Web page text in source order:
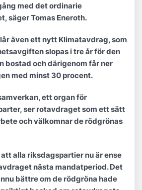
med det ordinarie
säger Tomas Eneroth.
även ett nytt Klimatavdrag, som
slopas i tre år för den
bostad och därigenom får ner
med minst 30 procent.
ett organ för
ser rotavdraget som ett sätt
och välkomnar de rödgrönas
alla riksdagspartier nu är ense
nästa mandatperiod. Det
bättre om de rödgröna hade